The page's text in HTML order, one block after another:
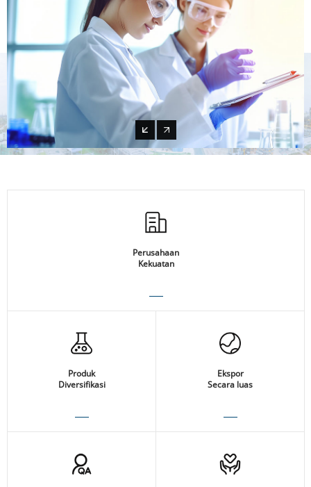
Perusahaan
Kekuatan
Produk
Diversifikasi
Ekspor
Secara luas